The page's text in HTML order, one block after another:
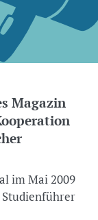
Magazin
im Mai 2009